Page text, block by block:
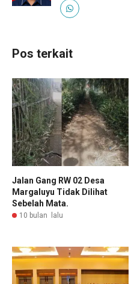
Pos terkait
Jalan Gang RW 02 Desa
Margaluyu Tidak Dilihat
Sebelah Mata.
10 bulan lalu